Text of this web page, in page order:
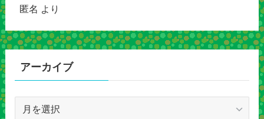
匿名 より
アーカイブ